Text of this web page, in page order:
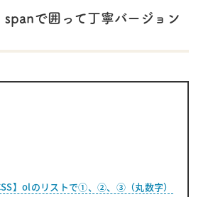
で囲って丁寧バージョン
】olのリストで①、②、③（丸数字）